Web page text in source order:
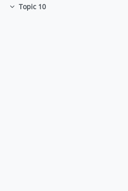
Minimizza
Topic 10